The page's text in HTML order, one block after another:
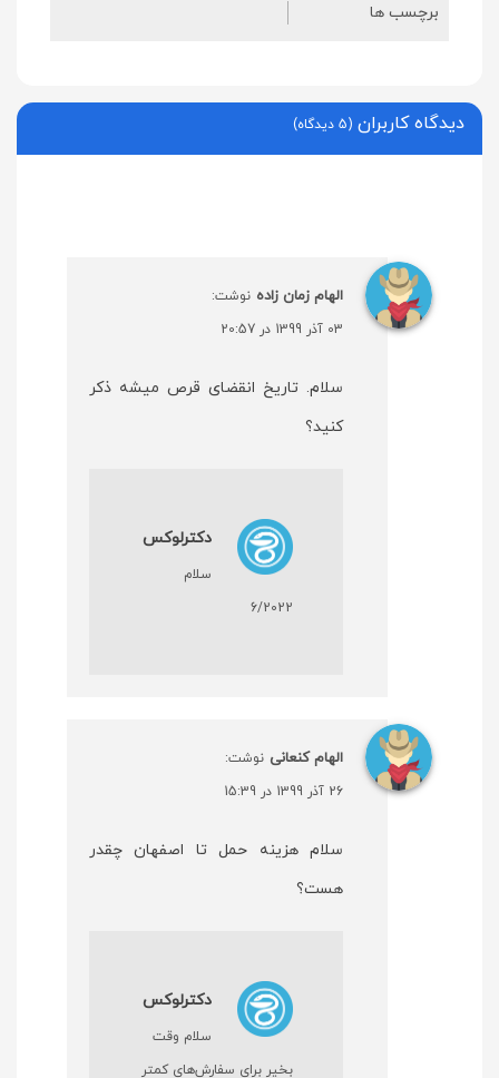
برچسب ها
دیدگاه کاربران (5 دیدگاه)
الهام زمان زاده نوشت:
03 آذر 1399 در 20:57
سلام. تاریخ انقضای قرص میشه ذکر
کنید؟
دکترلوکس
سلام
6/2022
الهام کنعانی نوشت:
26 آذر 1399 در 15:39
سلام هزینه حمل تا اصفهان چقدر
هست؟
دکترلوکس
سلام وقت
بخیر برای سفارش‌های کمتر